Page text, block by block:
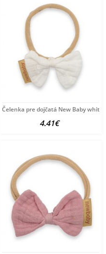
Žltá
Čelenka pre dojčatá New Baby white
4.41€